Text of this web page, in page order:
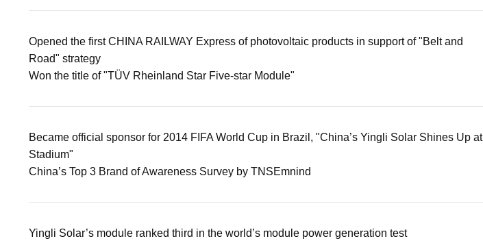
Opened the first CHINA RAILWAY Express of photovoltaic products in support of "Belt and
Road" strategy
Won the title of "TÜV Rheinland Star Five-star Module"
Became official sponsor for 2014 FIFA World Cup in Brazil, "China’s Yingli Solar Shines Up at
Stadium"
China’s Top 3 Brand of Awareness Survey by TNSEmnind
Yingli Solar’s module ranked third in the world’s module power generation test